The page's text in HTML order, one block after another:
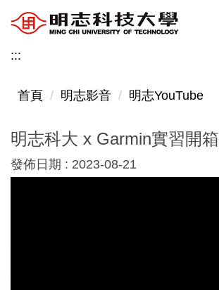
到
主
內
:::
首頁 明志影音 明志YouTube
明志科大 x Garmin實習開箱
發佈日期 : 2023-08-21